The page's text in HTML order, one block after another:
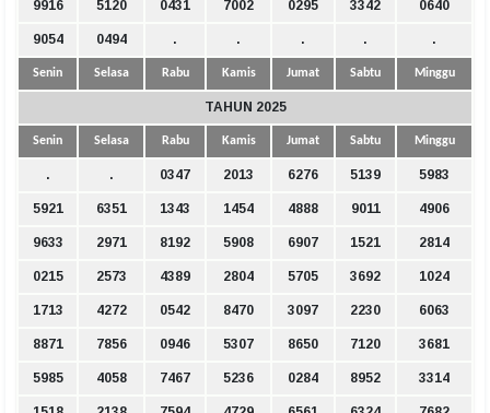
9916 5120 0431 7002 0295 3342 0640
9054 0494 . . . . .
Senin Selasa Rabu Kamis Jumat Sabtu Minggu
TAHUN 2025
Senin Selasa Rabu Kamis Jumat Sabtu Minggu
. . 0347 2013 6276 5139 5983
5921 6351 1343 1454 4888 9011 4906
9633 2971 8192 5908 6907 1521 2814
0215 2573 4389 2804 5705 3692 1024
1713 4272 0542 8470 3097 2230 6063
8871 7856 0946 5307 8650 7120 3681
5985 4058 7467 5236 0284 8952 3314